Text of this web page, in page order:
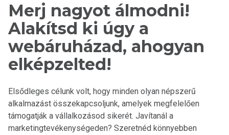
Merj nagyot álmodni!
Alakítsd ki úgy a
webáruházad, ahogyan
elképzelted!
Elsődleges célunk volt, hogy minden olyan népszerű
alkalmazást összekapcsoljunk, amelyek megfelelően
támogatják a vállalkozásod sikerét. Javítanál a
marketingtevékenységeden? Szeretnéd könnyebben